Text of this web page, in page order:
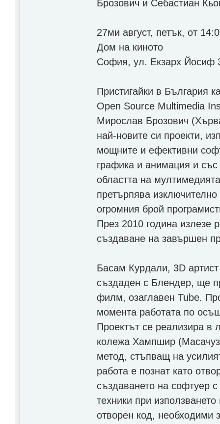
Брозович и Себастиан
27ми август, петък, от
Дом на киното
София, ул. Екзарх Йосиф
Пристигайки в България
Open Source Multimedia
Мирослав Брозович
най-новите си проекти,
мощните и ефективни
графика и анимация и със
областта на
претърпява
огромния брой
През 2010 година излезе
създаване на завършен
Басам Курдали, 3D
създаден с Блендер, ще
филм, озаглавен Tube.
момента работата по
Проектът се реализира в
колежа Хампшир
метод, стъпващ на
работа е познат като
създаването на софтуер
техники при
отворен код, необходими